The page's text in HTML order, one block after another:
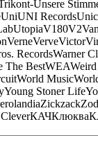
Unsere
UniUNI Records
UtopiaV180V2
VerneVerveVictor
RecordsWarner
The BestWEA
World Music
Young Stoner Life
Zickzack
КАЧКлюква